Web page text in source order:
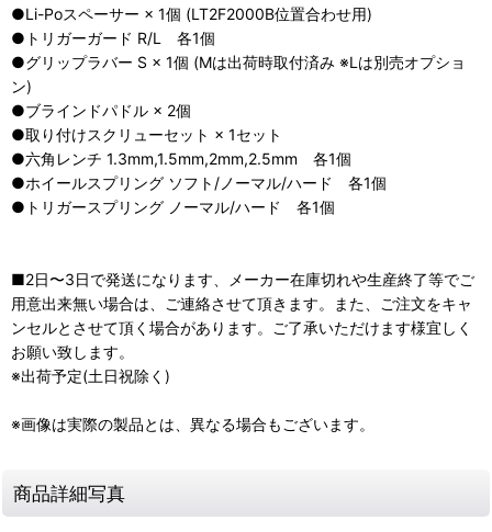
●Li-Poスペーサー × 1個 (LT2F2000B位置合わせ用)
●トリガーガード R/L 各1個
●グリップラバー S × 1個 (Mは出荷時取付済み ※Lは別売オプショ
ン)
●ブラインドパドル × 2個
●取り付けスクリューセット × 1セット
●六角レンチ 1.3mm,1.5mm,2mm,2.5mm 各1個
●ホイールスプリング ソフト/ノーマル/ハード 各1個
●トリガースプリング ノーマル/ハード 各1個
■2日〜3日で発送になります、メーカー在庫切れや生産終了等でご
用意出来無い場合は、ご連絡させて頂きます。また、ご注文をキャ
ンセルとさせて頂く場合があります。ご了承いただけます様宜しく
お願い致します。
※出荷予定(土日祝除く)
※画像は実際の製品とは、異なる場合もございます。
商品詳細写真